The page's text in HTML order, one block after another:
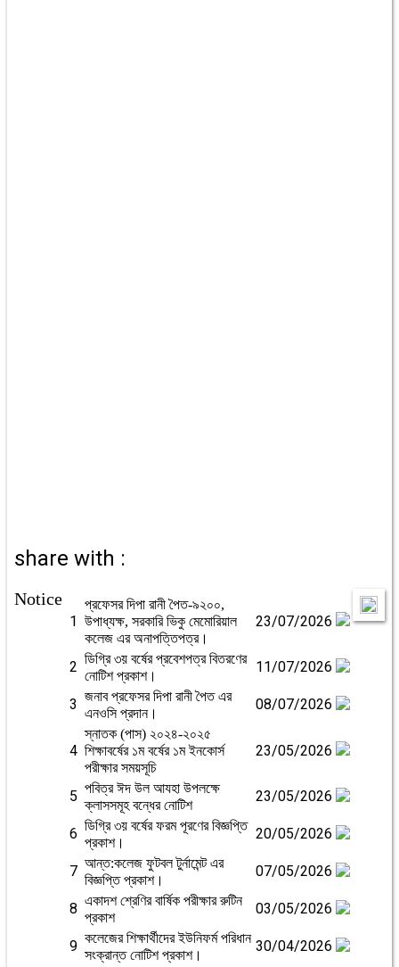
share with :
Notice
1
প্রফেসর দিপা রানী পৈত-৯২০০,
উপাধ্যক্ষ, সরকারি ভিকু মেমোরিয়াল
কলেজ এর অনাপত্তিপত্র।
23/07/2026
2 ডিগ্রি ৩য় বর্ষের প্রবেশপত্র বিতরণের
নোটিশ প্রকাশ।
11/07/2026
3 জনাব প্রফেসর দিপা রানী পৈত এর
এনওসি প্রদান।
08/07/2026
4
স্নাতক (পাস) ২০২৪-২০২৫
শিক্ষাবর্ষের ১ম বর্ষের ১ম ইনকোর্স
পরীক্ষার সময়সূচি
23/05/2026
5 পবিত্র ঈদ উল আযহা উপলক্ষে
ক্লাসসমূহ বন্ধের নোটিশ
23/05/2026
6 ডিগ্রি ৩য় বর্ষের ফরম পূরণের বিজ্ঞপ্তি
প্রকাশ।
20/05/2026
7 আন্ত:কলেজ ফুটবল টুর্নামেন্ট এর
বিজ্ঞপ্তি প্রকাশ।
07/05/2026
8 একাদশ শ্রেণির বার্ষিক পরীক্ষার রুটিন
প্রকাশ
03/05/2026
9 কলেজের শিক্ষার্থীদের ইউনিফর্ম পরিধান
সংক্রান্ত নোটিশ প্রকাশ।
30/04/2026